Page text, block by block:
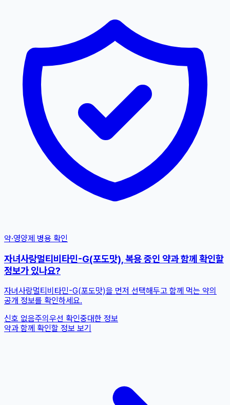
약·영양제 병용 확인
자녀사랑멀티비타민-G(포도맛), 복용 중인 약과 함께 확인할
정보가 있나요?
자녀사랑멀티비타민-G(포도맛)을 먼저 선택해두고 함께 먹는 약의
공개 정보를 확인하세요.
신호 없음주의 우선 확인중대한 정보
약과 함께 확인할 정보 보기